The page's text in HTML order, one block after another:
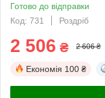
Готово до відправки
Код: 731
Роздріб
2 506 ₴ 2 606 ₴
Економія 100 ₴